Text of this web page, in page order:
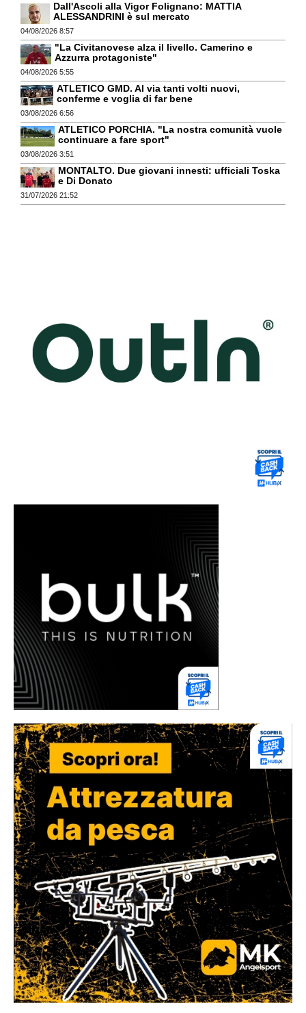
Dall'Ascoli alla Vigor Folignano: MATTIA
ALESSANDRINI è sul mercato
04/08/2026 8:57
"La Civitanovese alza il livello. Camerino e
Azzurra protagoniste"
04/08/2026 5:55
ATLETICO GMD. Al via tanti volti nuovi,
conferme e voglia di far bene
03/08/2026 6:56
ATLETICO PORCHIA. "La nostra comunità vuole
continuare a fare sport"
03/08/2026 3:51
MONTALTO. Due giovani innesti: ufficiali Toska
e Di Donato
31/07/2026 21:52